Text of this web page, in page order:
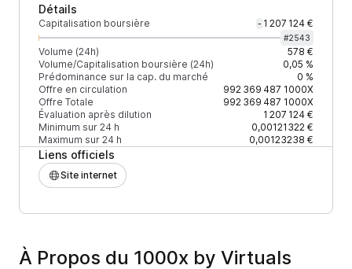
Détails
Capitalisation boursière - 1 207 124 €
#2543
Volume (24h)
578 €
Volume/Capitalisation boursière (24h)
0,05 %
Prédominance sur la cap. du marché
0 %
Offre en circulation
992 369 487 1000X
Offre Totale
992 369 487 1000X
Évaluation après dilution
1 207 124 €
Minimum sur 24 h
0,00121322 €
Maximum sur 24 h
0,00123238 €
Liens officiels
Site internet
À Propos du 1000x by Virtuals